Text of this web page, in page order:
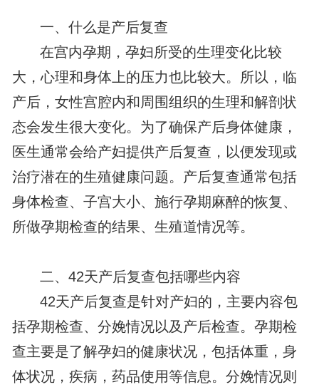
一、什么是产后复查
在宫内孕期，孕妇所受的生理变化比较
大，心理和身体上的压力也比较大。所以，临
产后，女性宫腔内和周围组织的生理和解剖状
态会发生很大变化。为了确保产后身体健康，
医生通常会给产妇提供产后复查，以便发现或
治疗潜在的生殖健康问题。产后复查通常包括
身体检查、子宫大小、施行孕期麻醉的恢复、
所做孕期检查的结果、生殖道情况等。
二、42天产后复查包括哪些内容
42天产后复查是针对产妇的，主要内容包
括孕期检查、分娩情况以及产后检查。孕期检
查主要是了解孕妇的健康状况，包括体重，身
体状况，疾病，药品使用等信息。分娩情况则